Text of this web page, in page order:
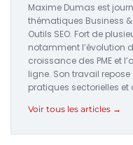
Maxime Dumas est
thématiques Business
Outils SEO. Fort de
notamment l’évolution
croissance des PME et
ligne. Son travail
pratiques sectorielles
Voir tous les articles →